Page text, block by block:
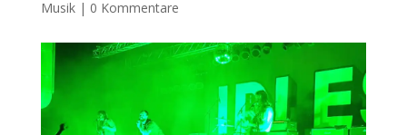
Musik| 0 Kommentare